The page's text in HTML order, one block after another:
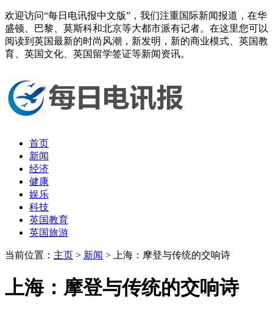
欢迎访问“每日电讯报中文版”，我们注重国际新闻报道，在华
盛顿、巴黎、莫斯科和北京等大都市派有记者。在这里您可以
阅读到英国最新的时尚风潮，新发明，新的商业模式、英国教
育、英国文化、英国留学签证等新闻资讯。
首页
新闻
经济
健康
娱乐
科技
英国教育
英国旅游
当前位置： 主页 > 新闻 > 上海：摩登与传统的交响诗
上海：摩登与传统的交响诗